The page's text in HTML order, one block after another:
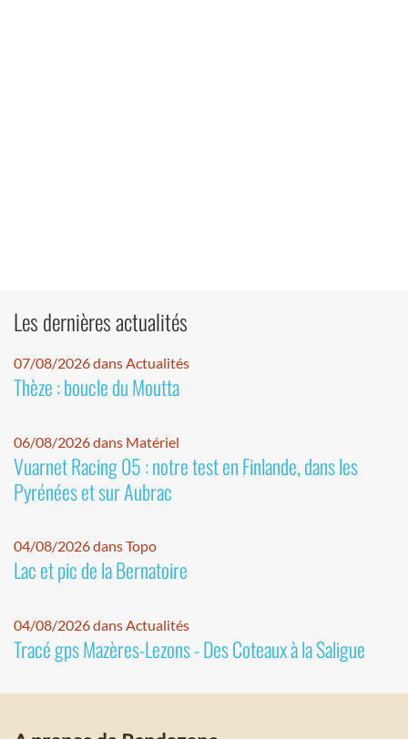
Les dernières actualités
07/08/2026 dans Actualités
Thèze : boucle du Moutta
06/08/2026 dans Matériel
Vuarnet Racing 05 : notre test en Finlande, dans les
Pyrénées et sur Aubrac
04/08/2026 dans Topo
Lac et pic de la Bernatoire
04/08/2026 dans Actualités
Tracé gps Mazères-Lezons - Des Coteaux à la Saligue